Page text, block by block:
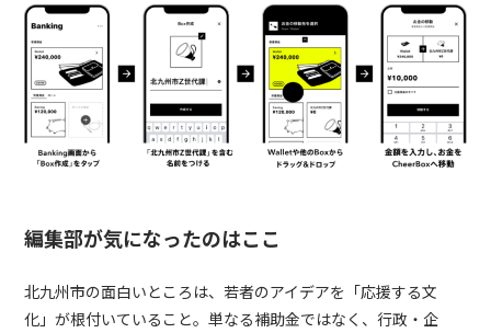
編集部が気になったのはここ
北九州市の面白いところは、若者のアイデアを「応援する文
化」が根付いていること。単なる補助金ではなく、行政・企